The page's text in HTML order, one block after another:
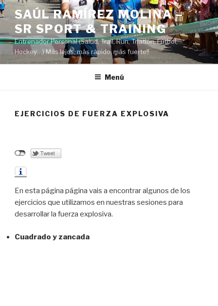
Saltar
al
contenido
SAÚL RAMÍREZ MOLINA –
SR SPORT & TRAINING
Entrenador Personal (Salud, Trail, Run, Triatlón, Fútbol,
Hockey…) Más lejos, más rápido, más fuerte!!
Menú
EJERCICIOS DE FUERZA EXPLOSIVA
En esta página página vais a encontrar algunos de los
ejercicios que utilizamos en nuestras sesiones para
desarrollar la fuerza explosiva.
Cuadrado y zancada